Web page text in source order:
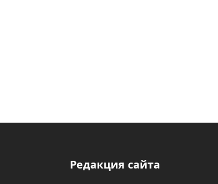
Редакция сайта